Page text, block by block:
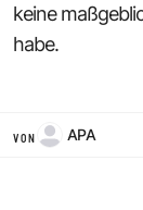
keine
habe.
VON APA